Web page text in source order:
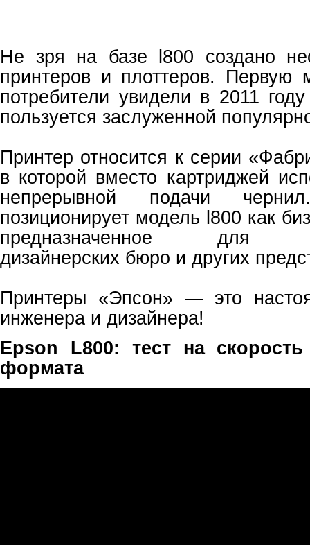
Не зря на базе l800 создано
принтеров и плоттеров. Первую
потребители увидели в 2011
пользуется заслуженной
Принтер относится к серии
в которой вместо картриджей
непрерывной подачи
позиционирует модель l800 как
предназначенное для
дизайнерских бюро и других
Принтеры «Эпсон» — это
инженера и дизайнера!
Epson L800: тест на
формата